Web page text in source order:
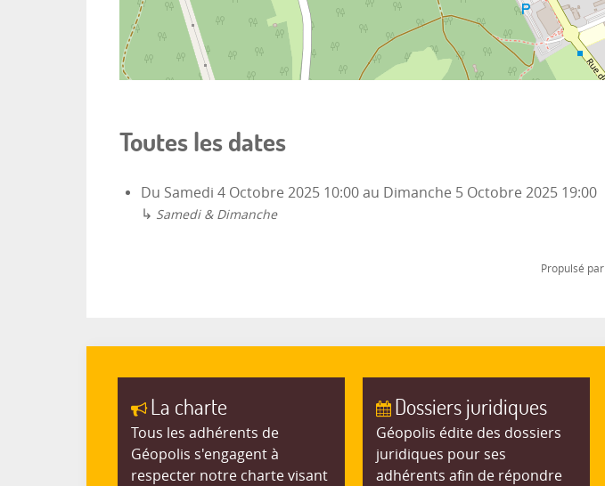
Toutes les dates
Du Samedi 4 Octobre 2025 10:00 au Dimanche 5 Octobre 2025 19:00
↳ Samedi & Dimanche
Propulsé par
La charte
Tous les adhérents de
Géopolis s'engagent à
respecter notre charte visant
Dossiers juridiques
Géopolis édite des dossiers
juridiques pour ses
adhérents afin de répondre